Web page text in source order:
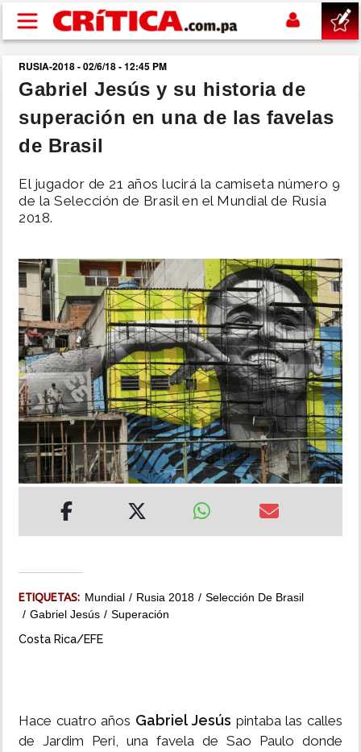
Pasar al contenido principal
buscar
SUCESOS
POLÍTICA
DEPORTES
MUNDO
INSÓLITAS
MULTIMEDIA
IMPRESO
RUSIA-2018 - 02/6/18 - 12:45 PM
Gabriel Jesús y su historia de
superación en una de las favelas
de Brasil
El jugador de 21 años lucirá la camiseta número 9
de la Selección de Brasil en el Mundial de Rusia
2018.
ETIQUETAS: Mundial Rusia 2018
Selección De Brasil
Gabriel Jesús
Superación
Costa Rica/EFE
Hace cuatro años Gabriel Jesús pintaba las calles
de Jardim Peri, una favela de Sao Paulo donde